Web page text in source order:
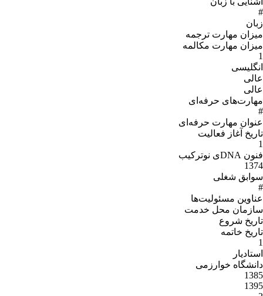
#
زبان
میزان مهارت ترجمه
میزان مهارت مکالمه
1
انگلیسی
عالی
عالی
مهارت‌های حرفه‌ای
#
عنوان مهارت‌ حرفه‌اى
تاریخ آغاز فعالیت
1
فنون DNAی نوترکیب
1374
سوابق شغلی
#
عناوین مسئولیت‌ها
سازمان محل خدمت
تاریخ شروع
تاریخ خاتمه
1
استادیار
دانشگاه خوارزمی
1385
1395